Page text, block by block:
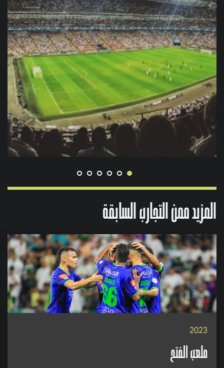
المزيد ممن التجارب السابقة
2023
ملعب الفتح